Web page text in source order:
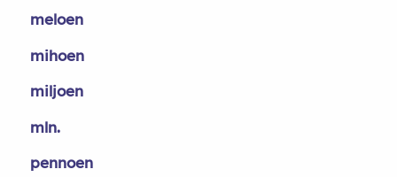
meloen
mihoen
miljoen
mln.
pennoen